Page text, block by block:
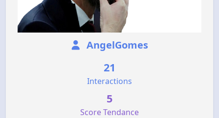
AngelGomes
21
Interactions
5
Score Tendance